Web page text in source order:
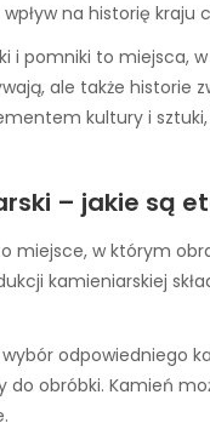
na historię kraju
i pomniki to miejsca,
ale także historie
kultury i
– jakie są
miejsce, w którym
kamieniarskiej
odpowiedniego
do obróbki. Kamień